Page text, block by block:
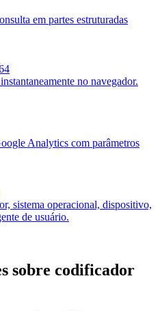
em partes estruturadas
no navegador.
Analytics com parâmetros
sistema operacional, dispositivo,
de usuário.
sobre codificador